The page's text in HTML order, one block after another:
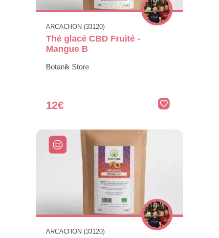
ARCACHON (33120)
Thé glacé CBD Fruité -
Mangue B
Botanik Store
12€
ARCACHON (33120)